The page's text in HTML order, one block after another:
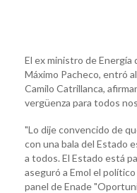
El ex ministro de
Máximo Pacheco, entró
Camilo Catrillanca,
vergüenza para todos
"Lo dije convencido de
con una bala del Estado
a todos. El Estado está
aseguró a Emol el
panel de Enade